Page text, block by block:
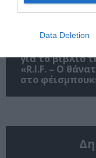
Data Deletion
για το βιβλίο
«R.I.F. – Ο
στο